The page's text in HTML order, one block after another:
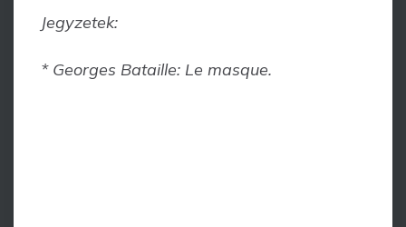
Jegyzetek:
* Georges Bataille: Le masque.